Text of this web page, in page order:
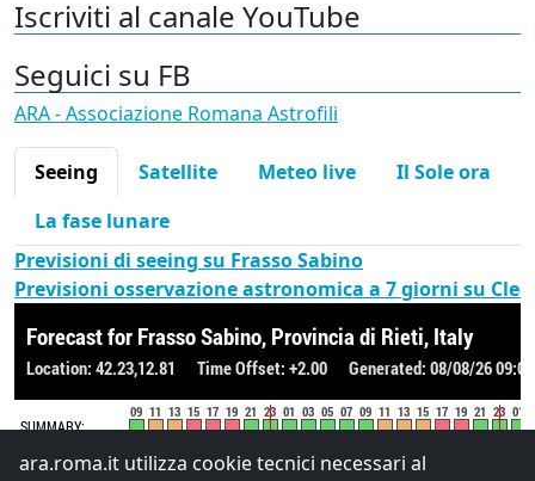
Iscriviti al canale YouTube
Seguici su FB
ARA - Associazione Romana Astrofili
Seeing Satellite Meteo live
Il Sole ora
La fase lunare
Previsioni di seeing su Frasso Sabino
Previsioni osservazione astronomica a 7 giorni su
ara.roma.it utilizza cookie tecnici necessari al